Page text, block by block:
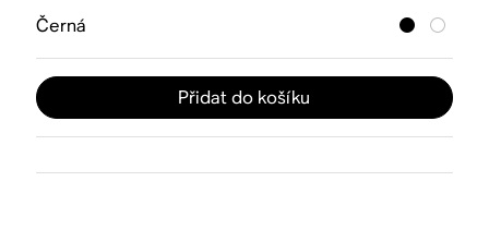
Černá
Přidat do košíku